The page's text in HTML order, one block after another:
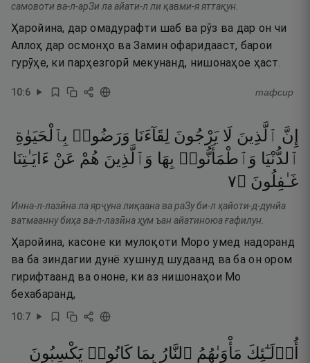
самовоти ва-л-арЗи ла айати-л ли қавми-я яттақун.
Ҳаройина, дар омадурафти шаб ва рӯз ва дар он чи
Аллоҳ дар осмонҳо ва Замин офаридааст, барои
гурӯҳе, ки парҳезгорӣ мекунанд, нишонаҳое ҳаст.
10:6 тафсир
إِنَّ ٱلَّذِينَ لَا يَرْجُونَ لِقَآءَنَا وَرَضُوا۟ بِٱلْحَيَوٰةِ
ٱلدُّنْيَا وَٱطْمَأَنُّوا۟ بِهَا وَٱلَّذِينَ هُمْ عَنْ ءَايَـٰتِنَا
غَـٰفِلُونَ ۝٧
Инна-л-лазӣна ла ярҷуна лиқаана ва раЗу би-л ҳайоти-д-дунйа
ватмаанну биҳа ва-л-лазӣна ҳум ъан айатиноюа ғафилун.
Ҳаройина, касоне ки мулоқоти Моро умед надоранд
ва ба зиндагии дунё хушнуд шудаанд ва ба он ором
гирифтаанд ва ононе, ки аз нишонаҳои Мо
бехабаранд,
10:7
أُو۟لَـٰٓئِكَ مَأْوَىٰهُمُ ٱلنَّارُ بِمَا كَانُوا۟ يَكْسِبُونَ